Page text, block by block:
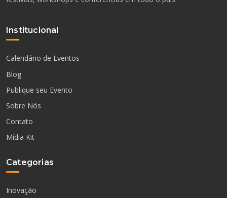
Institucional
Calendário de Eventos
Blog
Publique seu Evento
Sobre Nós
Contato
Mídia Kit
Categorias
Inovação